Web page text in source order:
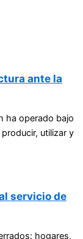
ante la
ha operado bajo
utilizar y
servicio de
hogares,